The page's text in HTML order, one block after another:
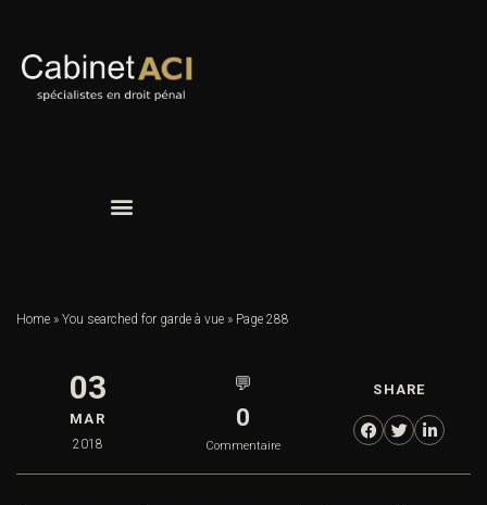
Home » You searched for garde à vue » Page 288
03
MAR
2018
💬
0
Commentaire
SHARE